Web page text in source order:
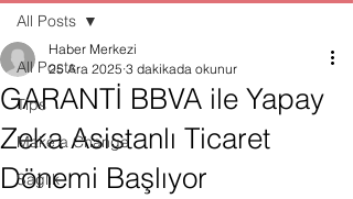
All Posts
Tips
Make a Change
Sağlık
All Posts
GARANTİ BBVA ile Yapay
Zeka Asistanlı Ticaret
Dönemi Başlıyor
Haber Merkezi
25 Ara 2025 3 dakikada okunur